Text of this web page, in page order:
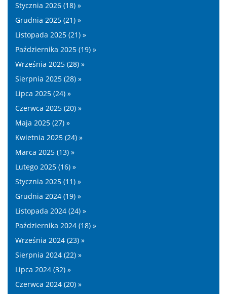
Stycznia 2026 (18) »
Grudnia 2025 (21) »
Listopada 2025 (21) »
Października 2025 (19) »
Września 2025 (28) »
Sierpnia 2025 (28) »
Lipca 2025 (24) »
Czerwca 2025 (20) »
Maja 2025 (27) »
Kwietnia 2025 (24) »
Marca 2025 (13) »
Lutego 2025 (16) »
Stycznia 2025 (11) »
Grudnia 2024 (19) »
Listopada 2024 (24) »
Października 2024 (18) »
Września 2024 (23) »
Sierpnia 2024 (22) »
Lipca 2024 (32) »
Czerwca 2024 (20) »